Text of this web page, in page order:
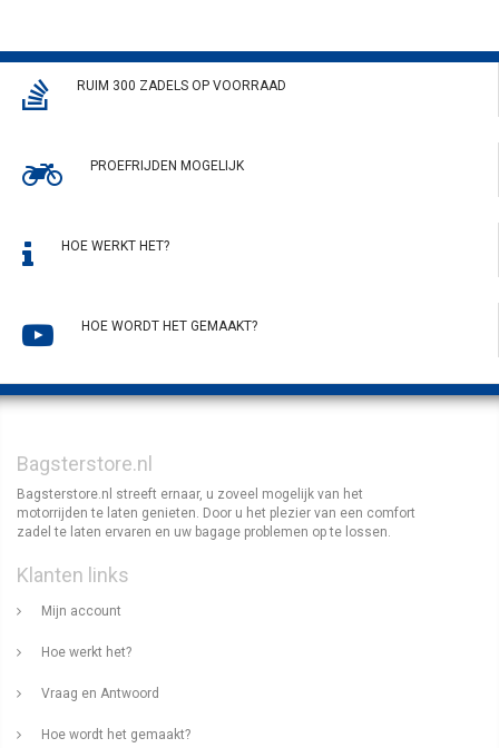
RUIM 300 ZADELS OP VOORRAAD
PROEFRIJDEN MOGELIJK
HOE WERKT HET?
HOE WORDT HET GEMAAKT?
Bagsterstore.nl
Bagsterstore.nl streeft ernaar, u zoveel mogelijk van het
motorrijden te laten genieten. Door u het plezier van een comfort
zadel te laten ervaren en uw bagage problemen op te lossen.
Klanten links
Mijn account
Hoe werkt het?
Vraag en Antwoord
Hoe wordt het gemaakt?